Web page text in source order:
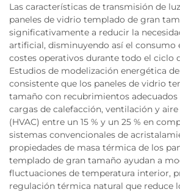
Las características de transmisión de
paneles de vidrio templado de gran
significativamente a reducir la
artificial, disminuyendo así el consumo
costes operativos durante todo el ciclo
Estudios de modelización energética
consistente que los paneles de vidrio
tamaño con recubrimientos adecuados
cargas de calefacción, ventilación y
(HVAC) entre un 15 % y un 25 % en
sistemas convencionales de
propiedades de masa térmica de los
templado de gran tamaño ayudan a
fluctuaciones de temperatura interior,
regulación térmica natural que reduce